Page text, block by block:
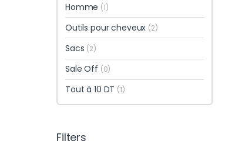
Homme (1)
Outils pour cheveux (2)
Sacs (2)
Sale Off (0)
Tout à 10 DT (1)
Filters